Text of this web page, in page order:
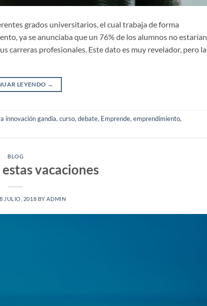
grados universitarios, el cual trabaja de forma
ya se anunciaba que un 76% de los alumnos no estarían
carreras profesionales. Este dato es muy revelador, pero la
LEYENDO →
innovación gandia, curso, debate, Emprende, emprendimiento,
BLOG
vacaciones
8 JULIO, 2018 BYADMIN